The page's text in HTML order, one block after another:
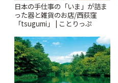
日本の手仕事の「いま」が詰ま
った器と雑貨のお店/西荻窪
「tsugumi」 | ことりっぷ